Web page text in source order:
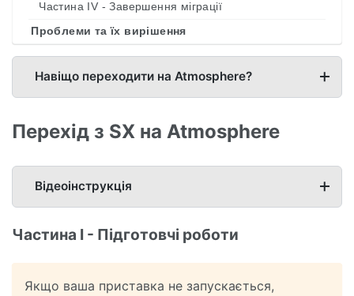
Частина IV - Завершення міграції
Проблеми та їх вирішення
Навіщо переходити на Atmosphere?
Перехід з SX на Atmosphere
Відеоінструкція
Частина I - Підготовчі роботи
Якщо ваша приставка не запускається,